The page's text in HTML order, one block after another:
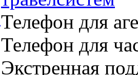
Телефон для
Телефон для
Экстренная